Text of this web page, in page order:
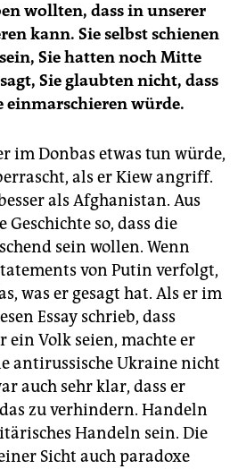
wollten, dass in unserer
kann. Sie selbst schienen
Sie hatten noch Mitte
Sie glaubten nicht, dass
würde.
im Donbas etwas tun würde,
als er Kiew angriff.
als Afghanistan. Aus
so, dass die
sein wollen. Wenn
von Putin verfolgt,
was er gesagt hat. Als er im
Essay schrieb, dass
ein Volk seien, machte er
antirussische Ukraine nicht
auch sehr klar, dass er
zu verhindern. Handeln
Handeln sein. Die
Sicht auch paradoxe